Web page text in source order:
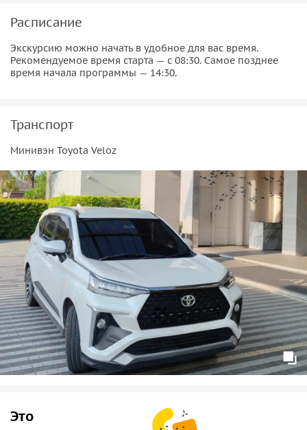
Расписание
Экскурсию можно начать в удобное для вас время.
Рекомендуемое время старта — с 08:30. Самое позднее
время начала программы — 14:30.
Транспорт
Минивэн Toyota Veloz
Это